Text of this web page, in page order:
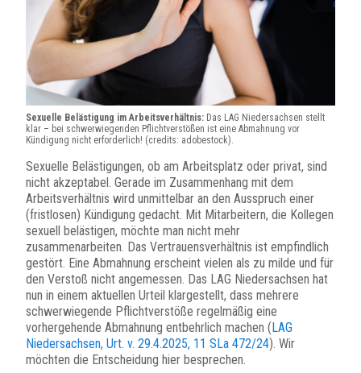
Sexuelle Belästigung im Arbeitsverhältnis: Das LAG Niedersachsen stellt
klar – bei schwerwiegenden Pflichtverstößen ist eine Abmahnung vor
Kündigung nicht erforderlich! (credits: adobestock).
Sexuelle Belästigungen, ob am Arbeitsplatz oder privat, sind
nicht akzeptabel. Gerade im Zusammenhang mit dem
Arbeitsverhältnis wird unmittelbar an den Ausspruch einer
(fristlosen) Kündigung gedacht. Mit Mitarbeitern, die Kollegen
sexuell belästigen, möchte man nicht mehr
zusammenarbeiten. Das Vertrauensverhältnis ist empfindlich
gestört. Eine Abmahnung erscheint vielen als zu milde und für
den Verstoß nicht angemessen. Das LAG Niedersachsen hat
nun in einem aktuellen Urteil klargestellt, dass mehrere
schwerwiegende Pflichtverstöße regelmäßig eine
vorhergehende Abmahnung entbehrlich machen (LAG
Niedersachsen, Urt. v. 29.4.2025, 11 SLa 472/24). Wir
möchten die Entscheidung hier besprechen.